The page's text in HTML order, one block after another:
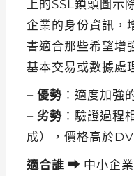
上的SSL鎖頭圖示
企業的身份資訊，
書適合那些希望增
基本交易或數據處
– 優勢：適度加強
– 劣勢：驗證過程
成），價格高於
適合誰 ⮕ 中小企